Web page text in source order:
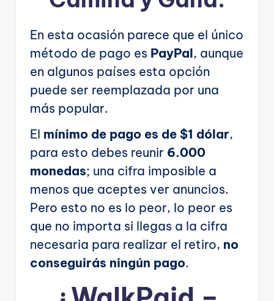
En esta ocasión parece que el único
método de pago es PayPal, aunque
en algunos países esta opción
puede ser reemplazada por una
más popular.
El mínimo de pago es de $1 dólar,
para esto debes reunir 6.000
monedas; una cifra imposible a
menos que aceptes ver anuncios.
Pero esto no es lo peor, lo peor es
que no importa si llegas a la cifra
necesaria para realizar el retiro, no
conseguirás ningún pago.